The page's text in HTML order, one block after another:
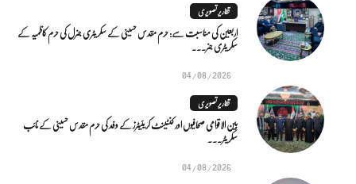
تقاریر تصویری
اربعین کی مناسبت سے: حرم مقدس حسینی کے سکریٹری جنرل کی حرم کاظمیہ کے
سکریٹری جنر...
04/08/2026
تقاریر تصویری
بین الاقوامی صحافیوں اور کنٹینٹ کریئیٹرز کے وفد کی حرم مقدس حسینی کے نائب
سکریٹر...
04/08/2026